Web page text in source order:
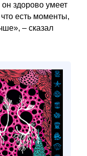
здорово умеет
есть моменты,
– сказал